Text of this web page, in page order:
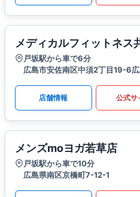
メディカルフィットネス
戸坂駅から車で6分
広島市安佐南区中須2丁目19-6
店舗情報 公式サ
メンズmoヨガ若草店
戸坂駅から車で10分
広島県南区京橋町7-12-1